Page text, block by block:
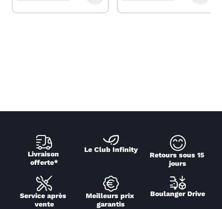
Livraison
offerte*
Le Club Infinity
Retours sous 15
jours
Service après
vente
Meilleurs prix
garantis
Boulanger Drive